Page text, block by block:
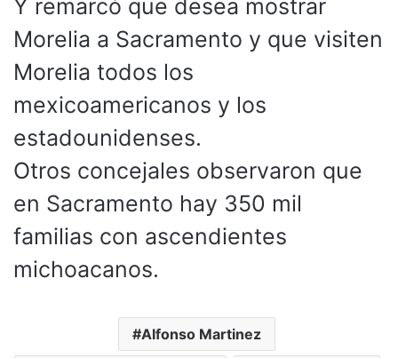
Y remarcó que desea mostrar
Morelia a Sacramento y que visiten
Morelia todos los
mexicoamericanos y los
estadounidenses.
Otros concejales observaron que
en Sacramento hay 350 mil
familias con ascendientes
michoacanos.
Alfonso Martinez